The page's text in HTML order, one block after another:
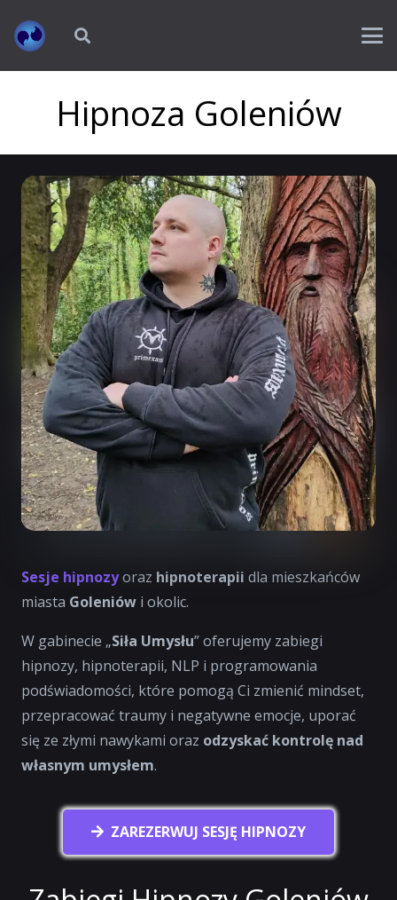
Hipnoza Goleniów
Sesje hipnozyoraz hipnoterapii dla mieszkańców
miasta Goleniów i okolic.
W gabinecie „Siła Umysłu” oferujemy zabiegi
hipnozy, hipnoterapii, NLP i programowania
podświadomości, które pomogą Ci zmienić mindset,
przepracować traumy i negatywne emocje, uporać
się ze złymi nawykami oraz odzyskać kontrolę nad
własnym umysłem.
ZAREZERWUJ SESJĘ HIPNOZY